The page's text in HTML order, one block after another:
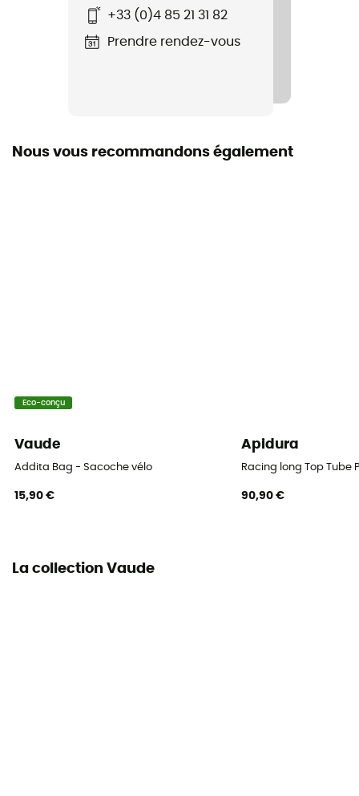
+33 (0)4 85 21 31 82
Prendre rendez-vous
Nous vous recommandons également
Eco-conçu
Vaude
Addita Bag - Sacoche vélo
15,90 €
Apidura
Racing long Top Tube
90,90 €
La collection Vaude